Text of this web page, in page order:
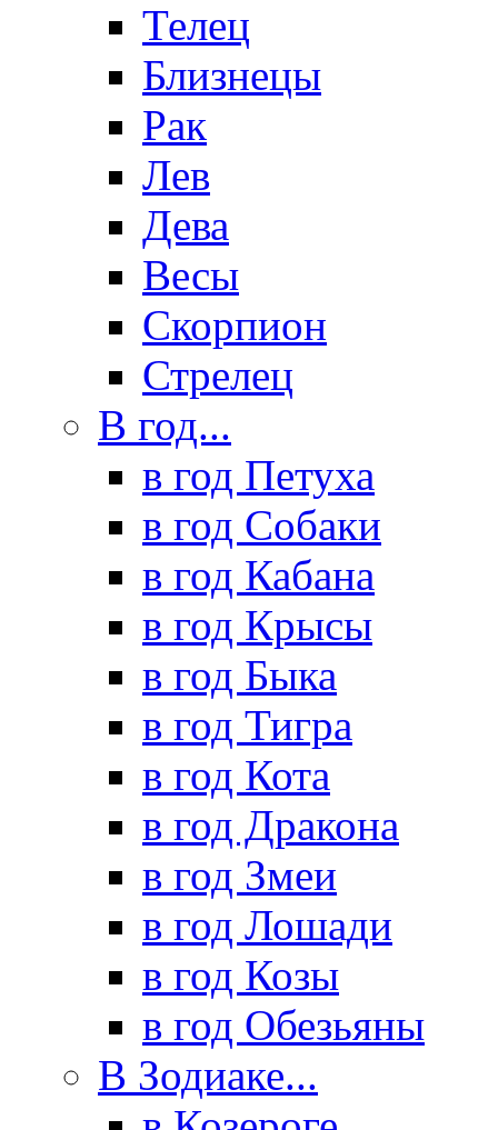
Телец
Близнецы
Рак
Лев
Дева
Весы
Скорпион
Стрелец
В год...
в год Петуха
в год Собаки
в год Кабана
в год Крысы
в год Быка
в год Тигра
в год Кота
в год Дракона
в год Змеи
в год Лошади
в год Козы
в год Обезьяны
В Зодиаке...